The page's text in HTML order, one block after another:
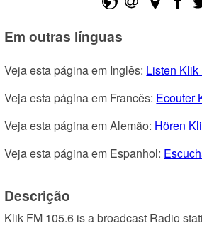
Em outras línguas
Veja esta página em Inglês: Listen
Veja esta página em Francês: Ecouter
Veja esta página em Alemão: Hören
Veja esta página em Espanhol:
Descrição
Klik FM 105.6 is a broadcast Radio